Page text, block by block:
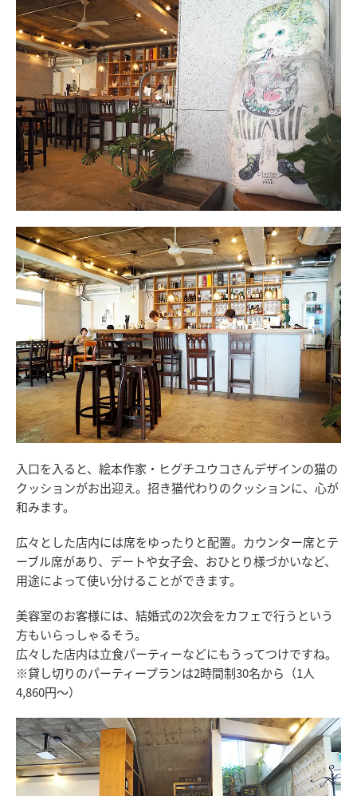
入口を入ると、絵本作家・ヒグチユウコさんデザインの猫の
クッションがお出迎え。招き猫代わりのクッションに、心が
和みます。
広々とした店内には席をゆったりと配置。カウンター席とテ
ーブル席があり、デートや女子会、おひとり様づかいなど、
用途によって使い分けることができます。
美容室のお客様には、結婚式の2次会をカフェで行うという
方もいらっしゃるそう。
広々した店内は立食パーティーなどにもうってつけですね。
※貸し切りのパーティープランは2時間制30名から（1人
4,860円～）